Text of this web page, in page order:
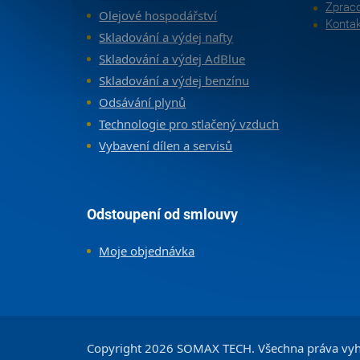
Olejové hospodářství
Skladování a výdej nafty
Skladování a výdej AdBlue
Skladování a výdej benzínu
Odsávání plynů
Technologie pro stlačený vzduch
Vybavení dílen a servisů
Odstoupení od smlouvy
Moje objednávka
Copyright 2026SOMAX TECH. Všechna práva